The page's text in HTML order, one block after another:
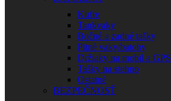
Kufre
Tankvaky
Bočné a zadné tašky
Pitné vaky/batohy
Držiaky na mobil a GPS
Tašky na stehno
Ostatné
BEZPEČNOSŤ